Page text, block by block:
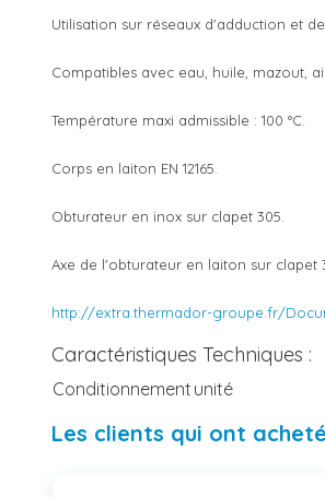
Utilisation sur réseaux d'adduction et
Compatibles avec eau, huile, mazout,
Température maxi admissible : 100 °C.
Corps en laiton EN 12165.
Obturateur en inox sur clapet 305.
Axe de l'obturateur en laiton sur clapet
http://extra.thermador-groupe.fr/
Caractéristiques Techniques :
Conditionnement unité
Les clients qui ont